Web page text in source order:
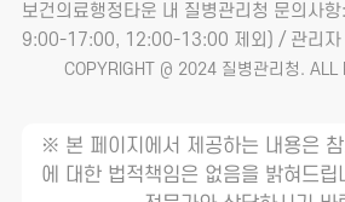
보건의료행정타운 내 질병관리청 문의사
9:00-17:00, 12:00-13:00 제외) / 관리자
COPYRIGHT @ 2024 질병관리청. ALL
※ 본 페이지에서 제공하는 내용은
에 대한 법적책임은 없음을 밝혀드